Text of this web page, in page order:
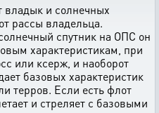
владык и солнечных
рассы владельца.
спутник на ОПС он
характеристикам, при
или ксерж, и наоборот
базовых характеристик
терров. Если есть флот
и стреляет с базовыми